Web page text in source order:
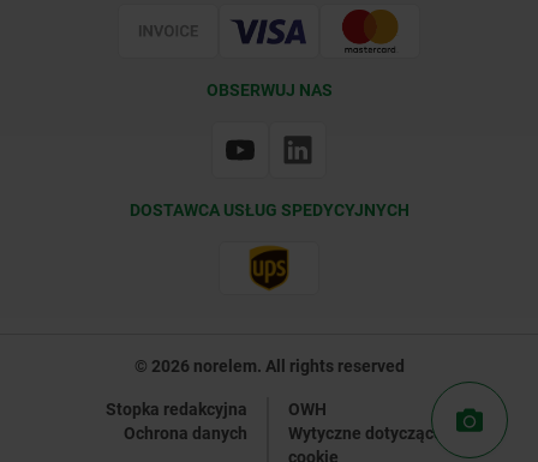
OBSERWUJ NAS
DOSTAWCA USŁUG SPEDYCYJNYCH
© 2026 norelem. All rights reserved
Stopka redakcyjna
OWH
Ochrona danych
Wytyczne dotyczące plików
cookie